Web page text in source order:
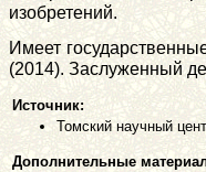
изобретений.
Имеет
(2014). Заслуженный
Источник:
Томский научный
Дополнительные